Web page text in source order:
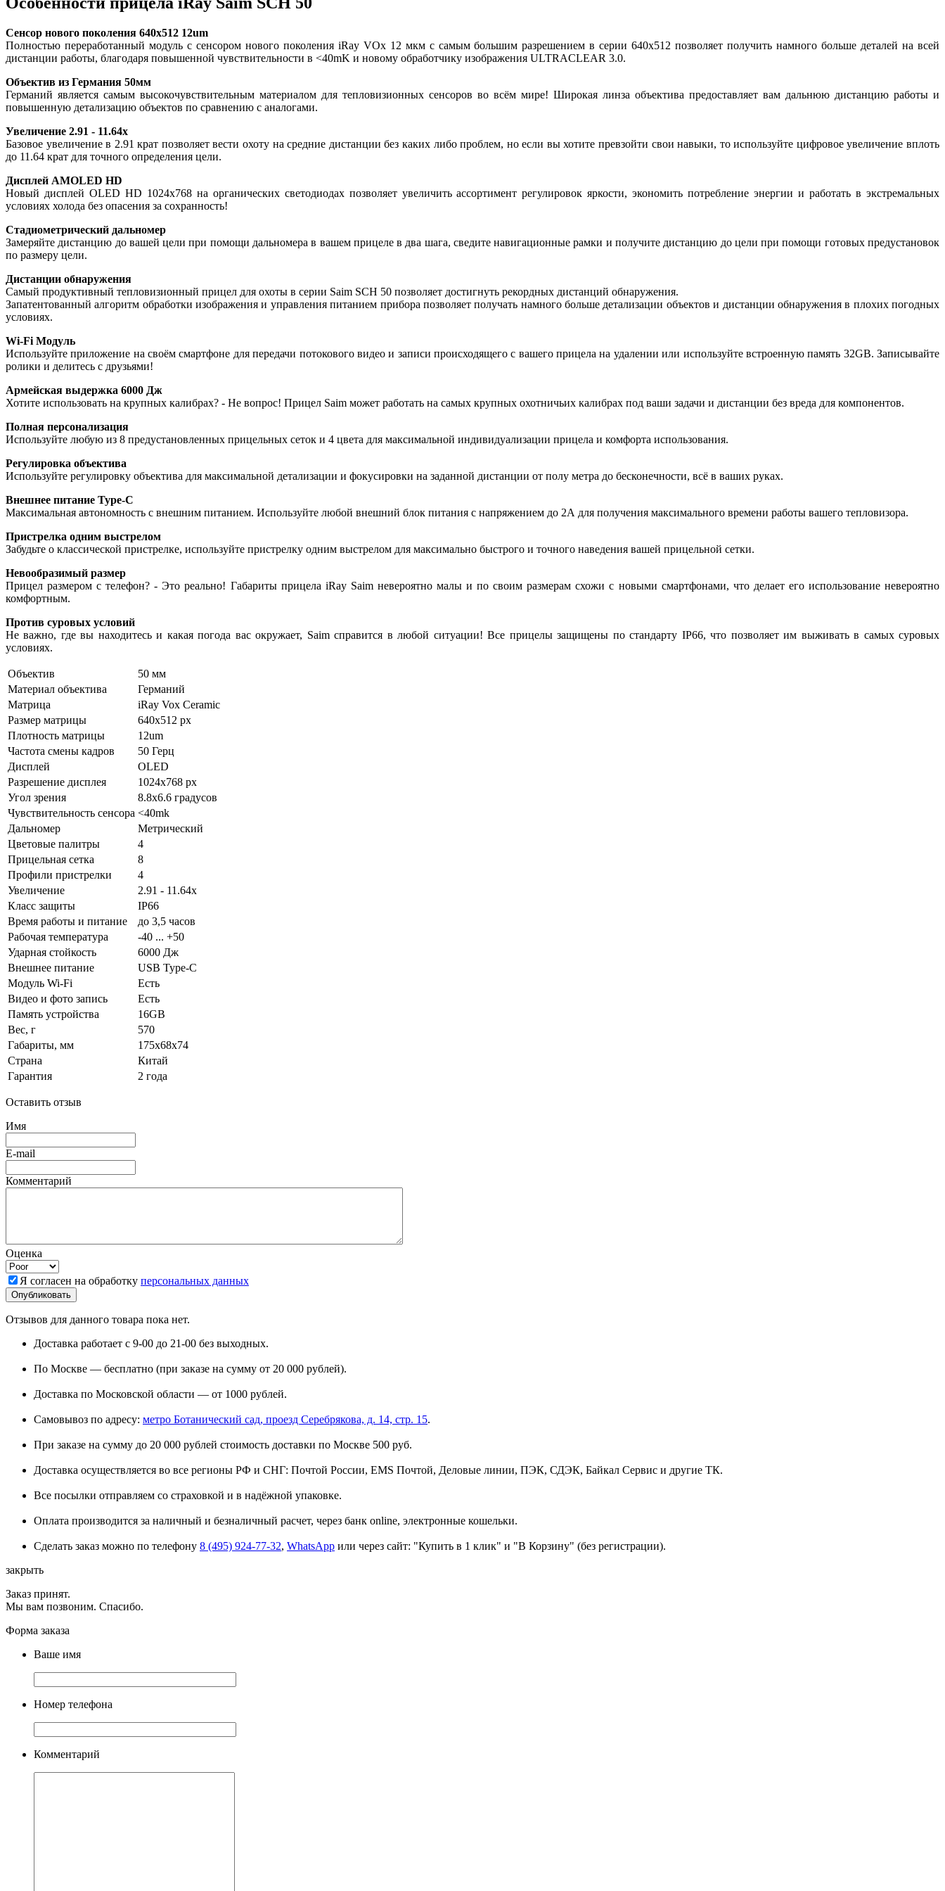
Сенсор нового поколения 640x512 12um
Полностью переработанный модуль с сенсором нового поколения iRay VOx 12 мкм с самым большим разрешением в серии 640x512 позволяет получить намного больше деталей на всей
дистанции работы, благодаря повышенной чувствительности в <40mK и новому обработчику изображения ULTRACLEAR 3.0.
Объектив из Германия 50мм
Германий является самым высокочувствительным материалом для тепловизионных сенсоров во всём мире! Широкая линза объектива предоставляет вам дальнюю дистанцию работы и
повышенную детализацию объектов по сравнению с аналогами.
Увеличение 2.91 - 11.64x
Базовое увеличение в 2.91 крат позволяет вести охоту на средние дистанции без каких либо проблем, но если вы хотите превзойти свои навыки, то используйте цифровое увеличение вплоть
до 11.64 крат для точного определения цели.
Дисплей AMOLED HD
Новый дисплей OLED HD 1024x768 на органических светодиодах позволяет увеличить ассортимент регулировок яркости, экономить потребление энергии и работать в экстремальных
условиях холода без опасения за сохранность!
Стадиометрический дальномер
Замеряйте дистанцию до вашей цели при помощи дальномера в вашем прицеле в два шага, сведите навигационные рамки и получите дистанцию до цели при помощи готовых предустановок
по размеру цели.
Дистанции обнаружения
Самый продуктивный тепловизионный прицел для охоты в серии Saim SCH 50 позволяет достигнуть рекордных дистанций обнаружения.
Запатентованный алгоритм обработки изображения и управления питанием прибора позволяет получать намного больше детализации объектов и дистанции обнаружения в плохих погодных
условиях.
Wi-Fi Модуль
Используйте приложение на своём смартфоне для передачи потокового видео и записи происходящего с вашего прицела на удалении или используйте встроенную память 32GB. Записывайте
ролики и делитесь с друзьями!
Армейская выдержка 6000 Дж
Хотите использовать на крупных калибрах? - Не вопрос! Прицел Saim может работать на самых крупных охотничьих калибрах под ваши задачи и дистанции без вреда для компонентов.
Полная персонализация
Используйте любую из 8 предустановленных прицельных сеток и 4 цвета для максимальной индивидуализации прицела и комфорта использования.
Регулировка объектива
Используйте регулировку объектива для максимальной детализации и фокусировки на заданной дистанции от полу метра до бесконечности, всё в ваших руках.
Внешнее питание Type-C
Максимальная автономность с внешним питанием. Используйте любой внешний блок питания с напряжением до 2А для получения максимального времени работы вашего тепловизора.
Пристрелка одним выстрелом
Забудьте о классической пристрелке, используйте пристрелку одним выстрелом для максимально быстрого и точного наведения вашей прицельной сетки.
Невообразимый размер
Прицел размером с телефон? - Это реально! Габариты прицела iRay Saim невероятно малы и по своим размерам схожи с новыми смартфонами, что делает его использование невероятно
комфортным.
Против суровых условий
Не важно, где вы находитесь и какая погода вас окружает, Saim справится в любой ситуации! Все прицелы защищены по стандарту IP66, что позволяет им выживать в самых суровых
условиях.
Объектив
50 мм
Материал объектива
Германий
Матрица
iRay Vox Ceramic
Размер матрицы
640x512 px
Плотность матрицы
12um
Частота смены кадров
50 Герц
Дисплей
OLED
Разрешение дисплея
1024x768 px
Угол зрения
8.8x6.6 градусов
Чувствительность сенсора <40mk
Дальномер
Метрический
Цветовые палитры
4
Прицельная сетка
8
Профили пристрелки
4
Увеличение
2.91 - 11.64x
Класс защиты
IP66
Время работы и питание
до 3,5 часов
Рабочая температура
-40 ... +50
Ударная стойкость
6000 Дж
Внешнее питание
USB Type-C
Модуль Wi-Fi
Есть
Видео и фото запись
Есть
Память устройства
16GB
Вес, г
570
Габариты, мм
175x68x74
Страна
Китай
Гарантия
2 года
Оставить отзыв
Имя
E-mail
Комментарий
Оценка
Я согласен на обработку персональных данных
Отзывов для данного товара пока нет.
Доставка работает с 9-00 до 21-00 без выходных.
По Москве — бесплатно (при заказе на сумму от 20 000 рублей).
Доставка по Московской области — от 1000 рублей.
Самовывоз по адресу: метро Ботанический сад, проезд Серебрякова, д. 14, стр. 15.
При заказе на сумму до 20 000 рублей стоимость доставки по Москве 500 руб.
Доставка осуществляется во все регионы РФ и СНГ: Почтой России, EMS Почтой, Деловые линии, ПЭК, СДЭК, Байкал Сервис и другие ТК.
Все посылки отправляем со страховкой и в надёжной упаковке.
Оплата производится за наличный и безналичный расчет, через банк online, электронные кошельки.
Сделать заказ можно по телефону 8 (495) 924-77-32, WhatsApp или через сайт: "Купить в 1 клик" и "В Корзину" (без регистрации).
закрыть
Заказ принят.
Мы вам позвоним. Спасибо.
Форма заказа
Ваше имя
Номер телефона
Комментарий